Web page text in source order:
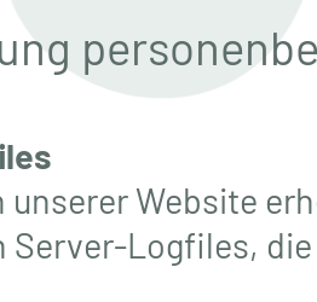
unserer Website
Server-Logfiles,